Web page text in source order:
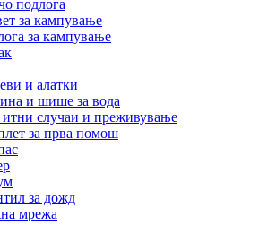
подлога
за кампување
за кампување
и алатки
и шише за вода
случаи и преживување
за прва помош
за дожд
мрежа